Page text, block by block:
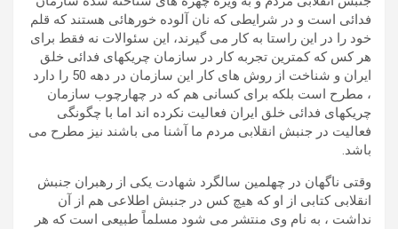
فدائی است و در شرایطی که نان آلوده خورهائی هستند که قلم
خود را در این راستا به کار می گیرند، این سئوالات نه فقط برای
هر کس که کمترین تجربه کار در سازمان چریکهای فدائی خلق
ایران و شناخت از روش های کار این سازمان در دهه 50 را دارد
، مطرح است بلکه برای کسانی هم که در چهارچوب سازمان
چریکهای فدائی خلق ایران فعالیت نکرده اند اما با چگونگی
فعالیت در جنبش انقلابی مردم ما آشنا می باشند نیز مطرح می
باشد.
وقتی ناگهان در چهلمین سالگرد شهادت یکی از رهبران جنبش
انقلابی کتابی از او که هیچ کس در جنبش اطلاعی هم از آن
نداشت ، به نام وی منتشر می شود مسلماً طبیعی است که هر